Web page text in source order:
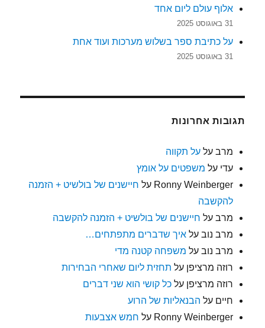
אלוף עולם ליום אחד
31 באוגוסט 2025
על כתיבת ספר בשלוש מערכות ועוד אחת
31 באוגוסט 2025
תגובות אחרונות
מרב עלעל תקווה
עדי על משפטים על אומץ
Ronny Weinberger על חיישנים של בולשיט + הזמנה
להקשבה
מרב על חיישנים של בולשיט + הזמנה להקשבה
מרב נוב עלאיך שדברים מתפתחים…
מרב נוב על משפחה קטנה מדי
רוזה מרציפן על תחזית ליום שאחרי הבחירות
רוזה מרציפן עלכל קושי הוא שני דברים
חיים על הבנאליות של הרוע
Ronny Weinberger על חמש אצבעות